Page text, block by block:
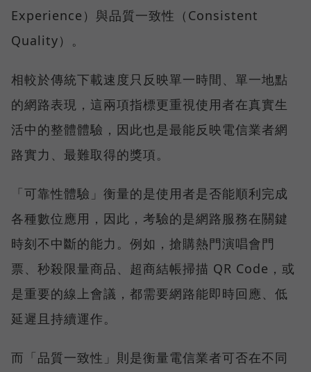
Experience）與品質一致性（Consistent
Quality）。
相較於傳統下載速度只反映單一時間、單一地點
的網路表現，這兩項指標更重視使用者在真實生
活中的整體體驗，因此也是最能反映電信業者網
路實力、最難取得的獎項。
「可靠性體驗」衡量的是使用者是否能順利完成
各種數位應用，因此，考驗的是網路服務在關鍵
時刻不中斷的能力。例如，搶購熱門演唱會門
票、秒殺限量商品、超商結帳掃描 QR Code，或
是重要的線上會議，都需要網路能即時回應、低
延遲且持續運作。
而「品質一致性」則是衡量電信業者可否在不同